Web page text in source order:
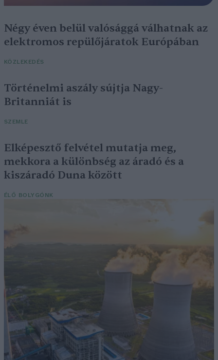
Négy éven belül valósággá válhatnak az
elektromos repülőjáratok Európában
KÖZLEKEDÉS
Történelmi aszály sújtja Nagy-
Britanniát is
SZEMLE
Elképesztő felvétel mutatja meg,
mekkora a különbség az áradó és a
kiszáradó Duna között
ÉLŐ BOLYGÓNK